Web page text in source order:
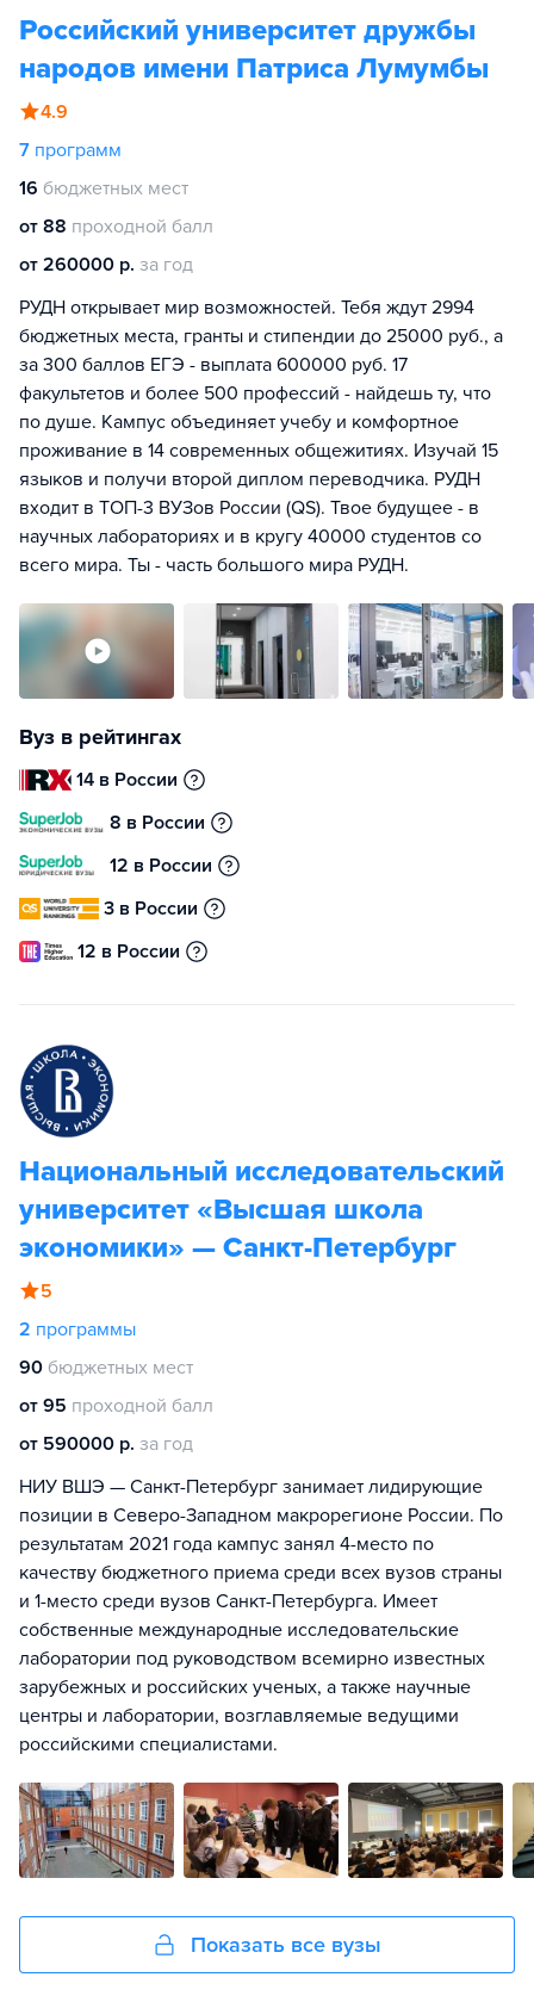
Российский университет дружбы
народов имени Патриса Лумумбы
4.9
7 программ
16 бюджетных мест
от 88 проходной балл
от 260000 р. за год
РУДН открывает мир возможностей. Тебя ждут 2994
бюджетных места, гранты и стипендии до 25000 руб., а
за 300 баллов ЕГЭ - выплата 600000 руб. 17
факультетов и более 500 профессий - найдешь ту, что
по душе. Кампус объединяет учебу и комфортное
проживание в 14 современных общежитиях. Изучай 15
языков и получи второй диплом переводчика. РУДН
входит в ТОП-3 ВУЗов России (QS). Твое будущее - в
научных лабораториях и в кругу 40000 студентов со
всего мира. Ты - часть большого мира РУДН.
Вуз в рейтингах
14 в России
8 в России
12 в России
3 в России
12 в России
Национальный исследовательский
университет «Высшая школа
экономики» — Санкт-Петербург
5
2 программы
90 бюджетных мест
от 95 проходной балл
от 590000 р. за год
НИУ ВШЭ — Санкт-Петербург занимает лидирующие
позиции в Северо-Западном макрорегионе России. По
результатам 2021 года кампус занял 4-место по
качеству бюджетного приема среди всех вузов страны
и 1-место среди вузов Санкт-Петербурга. Имеет
собственные международные исследовательские
лаборатории под руководством всемирно известных
зарубежных и российских ученых, а также научные
центры и лаборатории, возглавляемые ведущими
российскими специалистами.
Показать все вузы